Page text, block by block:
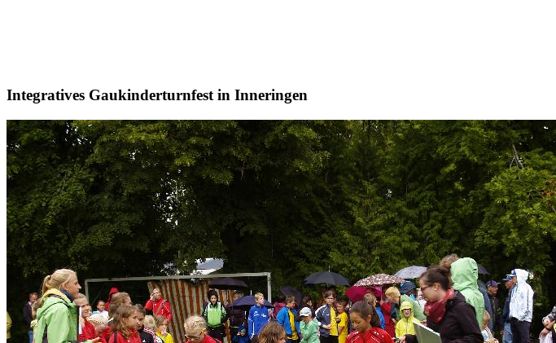
Integratives Gaukinderturnfest in Inneringen